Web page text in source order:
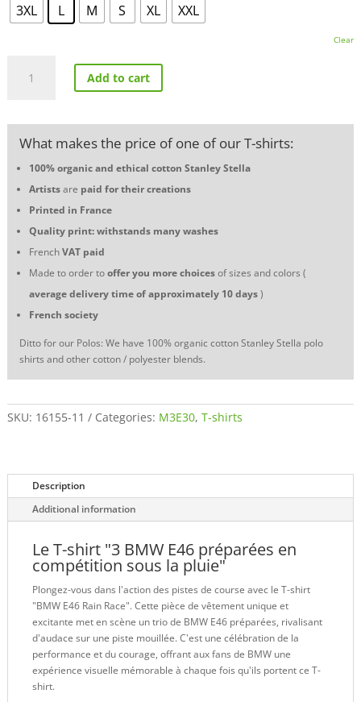
3XL L M S XL XXL
Clear
E46
Rain
quantity
Add to cart
What makes the price of one of our T-shirts:
100% organic and ethical cotton Stanley Stella
Artistsare paid for their creations
Printed in France
Quality print: withstands many washes
FrenchVAT paid
Made to order tooffer you more choicesof sizes and colors (
average delivery time of approximately 10 days)
French society
Ditto for our Polos: We have 100% organic cotton Stanley Stella polo
shirts and other cotton / polyester blends.
SKU: 16155-11 Categories: M3E30, T-shirts
Description
Additional information
Le T-shirt "3 BMW E46 préparées en
compétition sous la pluie"
Plongez-vous dans l'action des pistes de course avec le T-shirt
"BMW E46 Rain Race". Cette pièce de vêtement unique et
excitante met en scène un trio de BMW E46 préparées, rivalisant
d'audace sur une piste mouillée. C'est une célébration de la
performance et du courage, offrant aux fans de BMW une
expérience visuelle mémorable à chaque fois qu'ils portent ce T-
shirt.